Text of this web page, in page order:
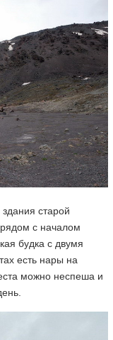
старой
с началом
будка с двумя
есть нары на
можно неспеша и